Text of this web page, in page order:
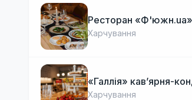
Ресторан «Ф'южн.ua»:
Харчування
«Галлія» кав’ярня-
Харчування